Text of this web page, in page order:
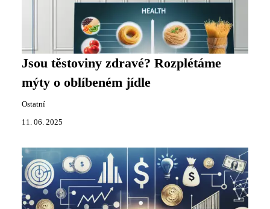
Jsou těstoviny zdravé? Rozplétáme
mýty o oblíbeném jídle
Ostatní
11. 06. 2025